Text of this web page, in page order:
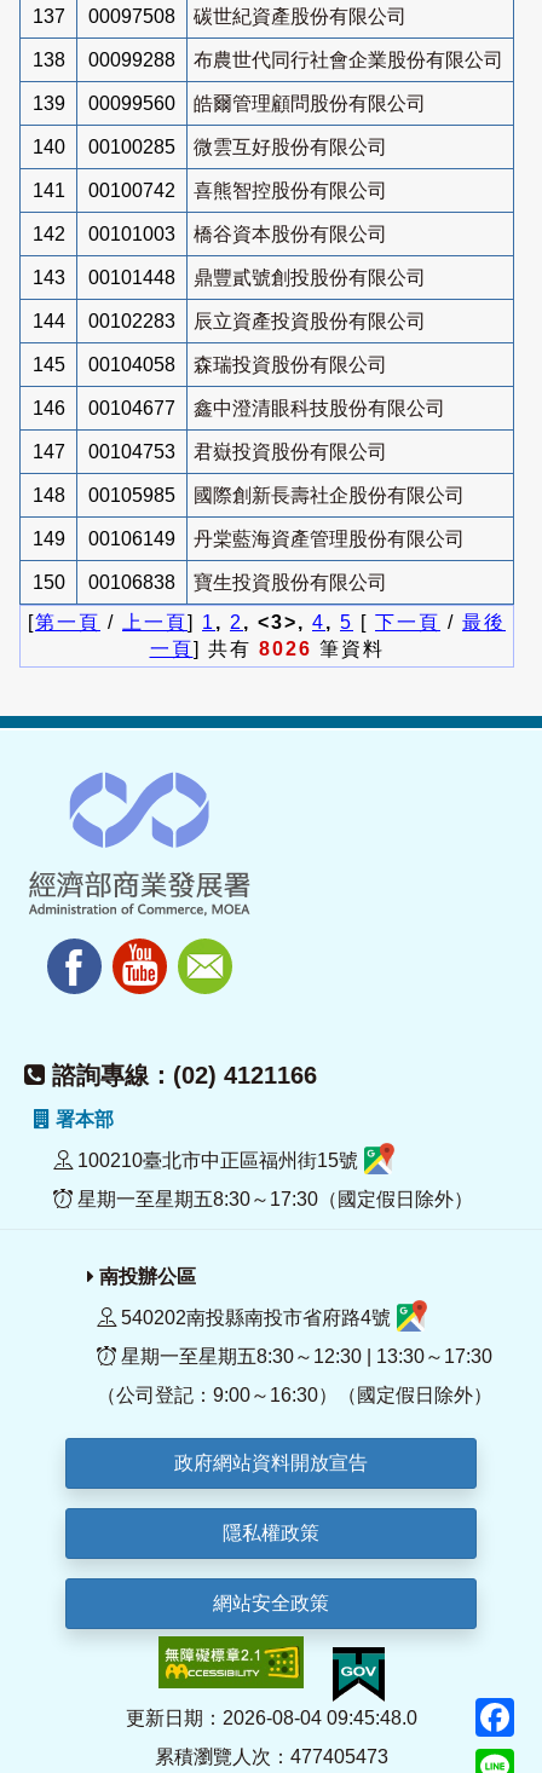
137 00097508 碳世紀資產股份有限公司
138 00099288 布農世代同行社會企業股份有限公司
139 00099560 皓爾管理顧問股份有限公司
140 00100285 微雲互好股份有限公司
141 00100742 喜熊智控股份有限公司
142 00101003 橋谷資本股份有限公司
143 00101448 鼎豐貳號創投股份有限公司
144 00102283 辰立資產投資股份有限公司
145 00104058 森瑞投資股份有限公司
146 00104677 鑫中澄清眼科技股份有限公司
147 00104753 君嶽投資股份有限公司
148 00105985 國際創新長壽社企股份有限公司
149 00106149 丹棠藍海資產管理股份有限公司
150 00106838
寶生投資股份有限公司
[第一頁 / 上一頁] 1 , 2 , <3>, 4, 5 [ 下一頁 / 最後
一頁] 共有 8026 筆資料
諮詢專線：(02) 4121166
署本部
100210臺北市中正區福州街15號
星期一至星期五8:30～17:30（國定假日除外）
南投辦公區
540202南投縣南投市省府路4號
星期一至星期五8:30～12:30 | 13:30～17:30
（公司登記：9:00～16:30）（國定假日除外）
政府網站資料開放宣告
隱私權政策
網站安全政策
更新日期：2026-08-04 09:45:48.0
累積瀏覽人次：477405473